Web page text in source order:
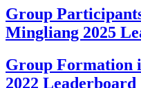
Group
Mingliang 2025
Group Formation
2022 Leaderboard